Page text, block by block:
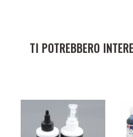
TI POTREBBERO